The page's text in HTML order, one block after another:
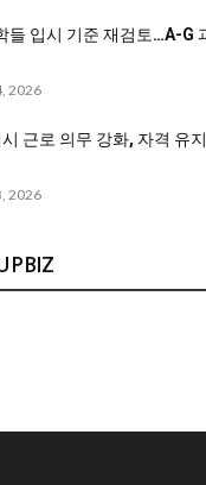
들 입시 기준 재검토…A-G
2026
근로 의무 강화, 자격 유
2026